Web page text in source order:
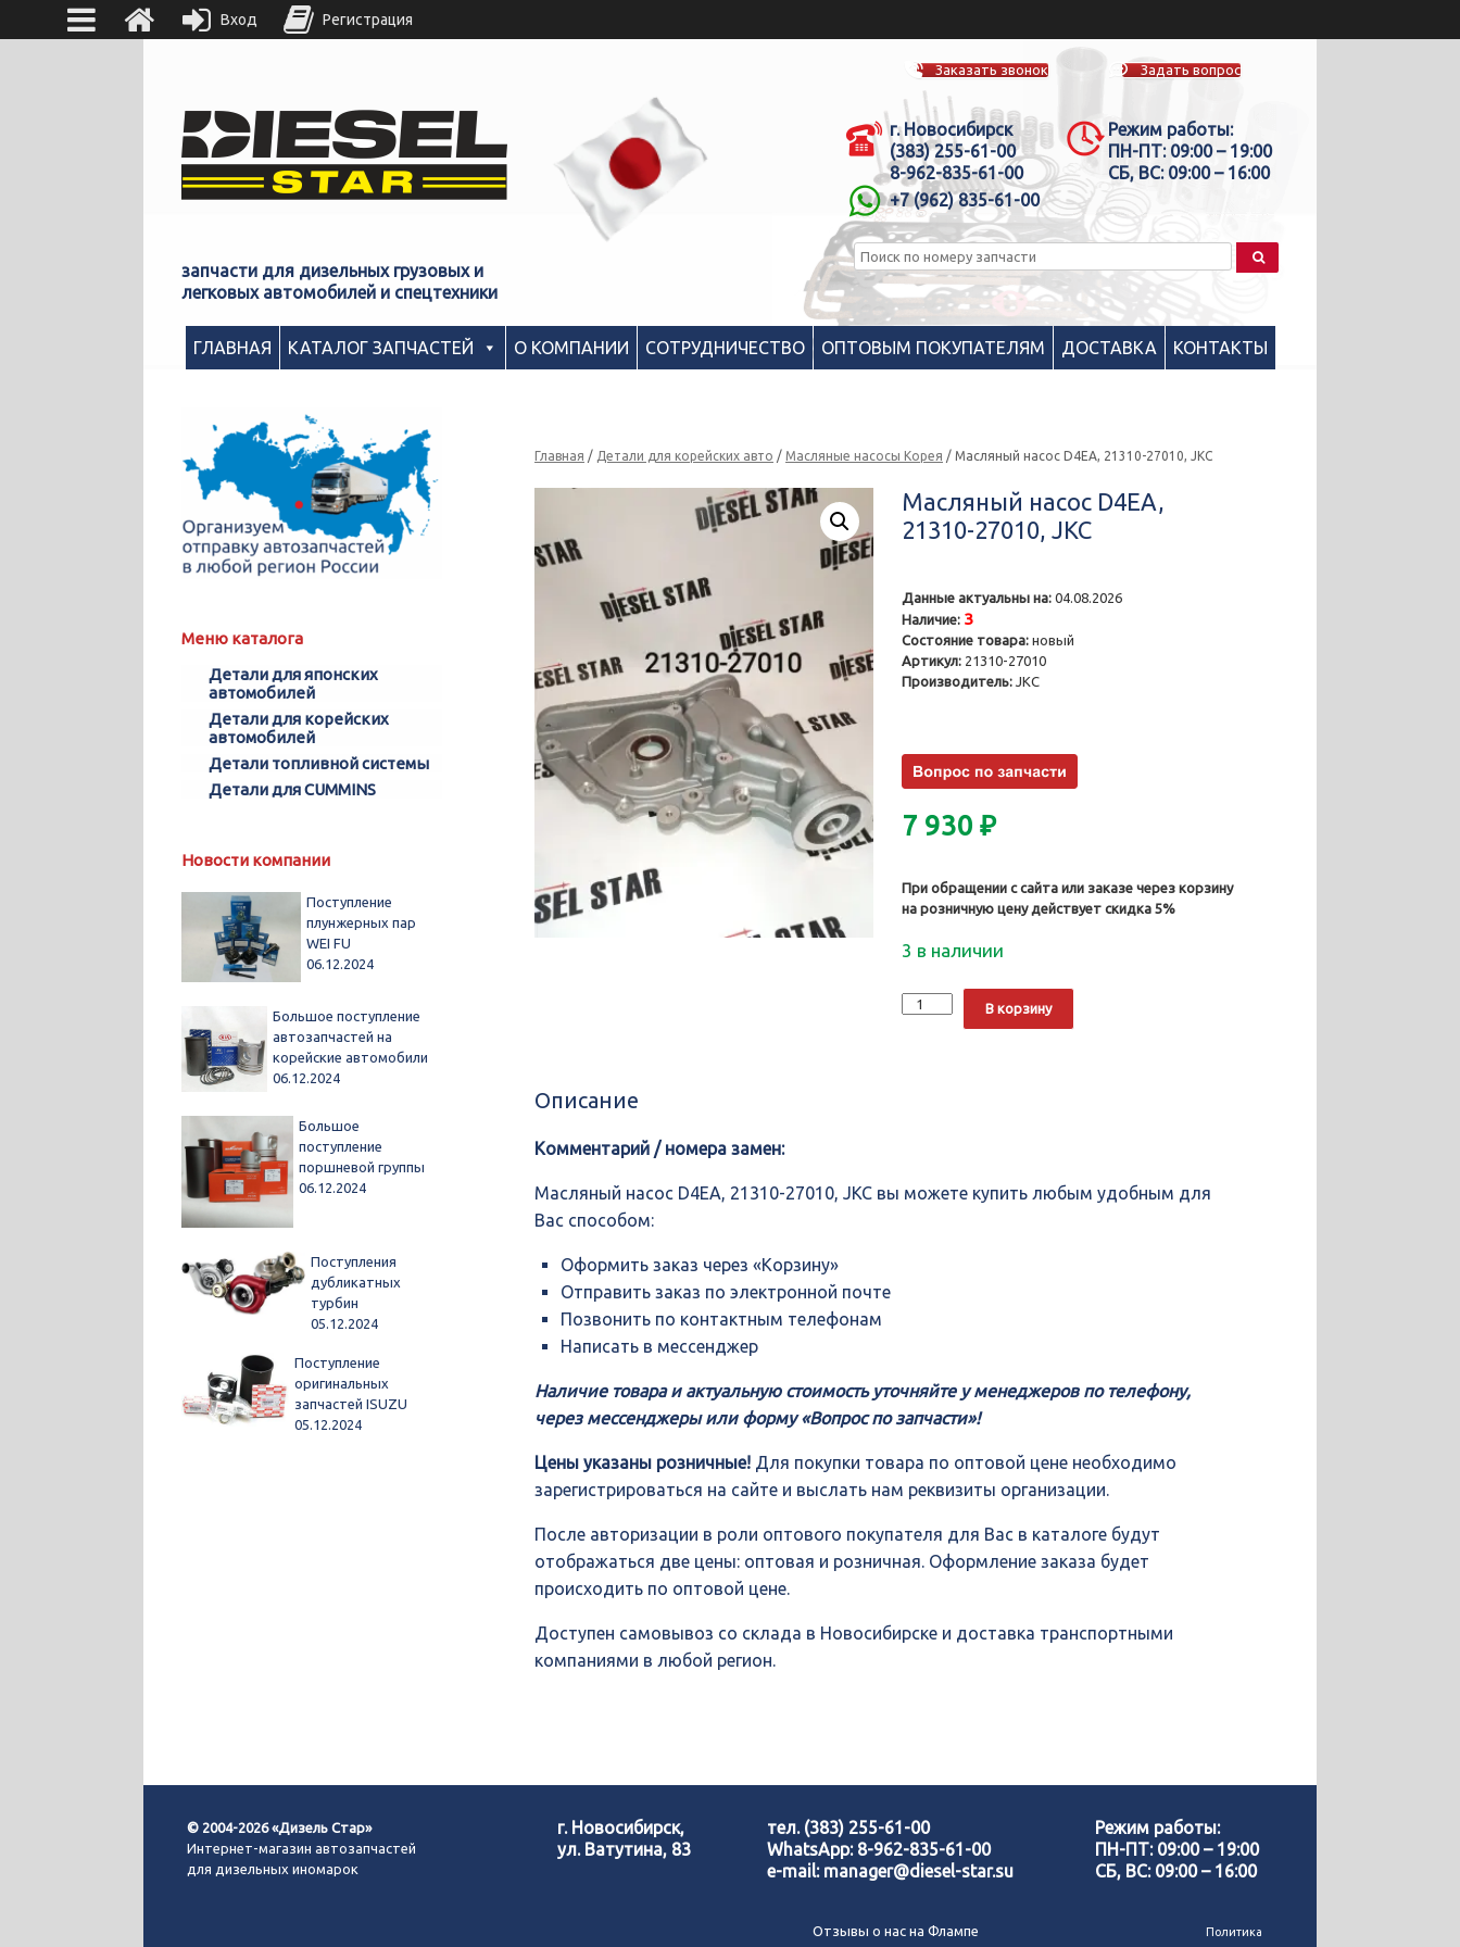
запчасти для дизельных грузовых и
легковых автомобилей и спецтехники
Заказать звонок Задать вопрос
г. Новосибирск
(383) 255-61-00
8-962-835-61-00
+7 (962) 835-61-00
Режим работы:
ПН-ПТ: 09:00 – 19:00
СБ, ВС: 09:00 – 16:00
ГЛАВНАЯ КАТАЛОГ ЗАПЧАСТЕЙ О КОМПАНИИ СОТРУДНИЧЕСТВО ОПТОВЫМ ПОКУПАТЕЛЯМ ДОСТАВКА КОНТАКТЫ
Главная / Детали для корейских авто / Масляные насосы Корея / Масляный насоc D4EA, 21310-27010, JKC
Масляный насоc D4EA,
21310-27010, JKC
Данные актуальны на: 04.08.2026
Наличие: 3
Состояние товара: новый
Артикул: 21310-27010
Производитель: JKC
7 930₽
При обращении с сайта или заказе через корзину
на розничную цену действует скидка 5%
3 в наличии
Количество
Масляный
В корзину
Описание
Комментарий / номера замен:
Масляный насоc D4EA, 21310-27010, JKC вы можете купить любым удобным для
Вас способом:
Оформить заказ через «Корзину»
Отправить заказ по электронной почте
Позвонить по контактным телефонам
Написать в мессенджер
Наличие товара и актуальную стоимость уточняйте у менеджеров по телефону,
через мессенджеры или форму «Вопрос по запчасти»!
Цены указаны розничные! Для покупки товара по оптовой цене необходимо
зарегистрироваться на сайте и выслать нам реквизиты организации.
После авторизации в роли оптового покупателя для Вас в каталоге будут
отображаться две цены: оптовая и розничная. Оформление заказа будет
происходить по оптовой цене.
Доступен самовывоз со склада в Новосибирске и доставка транспортными
компаниями в любой регион.
Меню каталога
Детали для японских
автомобилей
Детали для корейских
автомобилей
Детали топливной системы
Детали для CUMMINS
Новости компании
Поступление
плунжерных пар
WEI FU
06.12.2024
Большое поступление
автозапчастей на
корейские автомобили
06.12.2024
Большое
поступление
поршневой группы
06.12.2024
Поступления
дубликатных
турбин
05.12.2024
Поступление
оригинальных
запчастей ISUZU
05.12.2024
© 2004-2026 «Дизель Стар»
Интернет-магазин автозапчастей
для дизельных иномарок
г. Новосибирск,
ул. Ватутина, 83
тел. (383) 255-61-00
WhatsApp: 8-962-835-61-00
e-mail: manager@diesel-star.su
Режим работы:
ПН-ПТ: 09:00 – 19:00
СБ, ВС: 09:00 – 16:00
Отзывы о нас на Флампе Политика
Вход Регистрация